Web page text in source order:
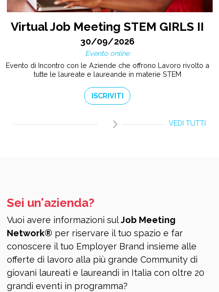
Virtual Job Meeting STEM GIRLS II
30/09/2026
Evento online
Evento di Incontro con le Aziende che offrono Lavoro rivolto a
tutte le laureate e laureande in materie STEM
ISCRIVITI
VEDI TUTTI
Sei un'azienda?
Vuoi avere informazioni sulJob Meeting
Network® per riservare il tuo spazio e far
conoscere il tuo Employer Brand insieme alle
offerte di lavoro alla più grande Community di
giovani laureati e laureandi in Italia con oltre 20
grandi eventi in programma?